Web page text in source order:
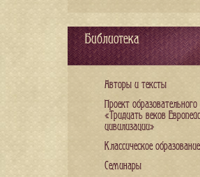
Библиотека
Авторы и тексты
Проект образовательного
«Тридцать веков
цивилизации»
Классическое
Семинары